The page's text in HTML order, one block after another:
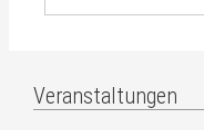
Veranstaltungen